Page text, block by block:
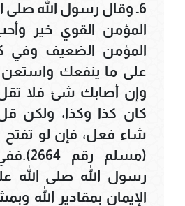
6ـ وقال رسول الله صلى
المؤمن القوي خير
المؤمن الضعيف وفي
على ما ينفعك واستعن
وإن أصابك شئ فلا
كان كذا وكذا، ولكن
شاء فعل، فإن لو
(مسلم
رسول الله صلى الله
الإيمان بمقادير الله